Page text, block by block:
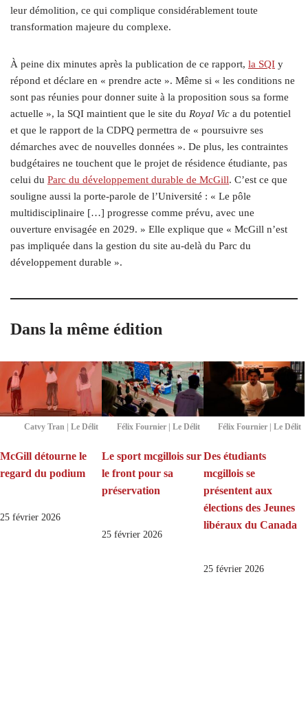
leur démolition, ce qui complique considérablement toute
transformation majeure du complexe.
À peine dix minutes après la publication de ce rapport, la SQI y
répond et déclare en « prendre acte ». Même si « les conditions ne
sont pas réunies pour donner suite à la proposition sous sa forme
actuelle », la SQI maintient que le site du Royal Vic a du potentiel
et que le rapport de la CDPQ permettra de « poursuivre ses
démarches avec de nouvelles données ». De plus, les contraintes
budgétaires ne touchent que le projet de résidence étudiante, pas
celui du Parc du développement durable de McGill. C’est ce que
souligne aussi la porte-parole de l’Université : « Le pôle
multidisciplinaire […] progresse comme prévu, avec une
ouverture envisagée en 2029. » Elle explique que « McGill n’est
pas impliquée dans la gestion du site au-delà du Parc du
développement durable ».
Dans la même édition
Catvy Tran | Le Délit
McGill détourne le
regard du podium
25 février 2026
Félix Fournier | Le Délit
Le sport mcgillois sur
le front pour sa
préservation
25 février 2026
Félix Fournier | Le Délit
Des étudiants
mcgillois se
présentent aux
élections des Jeunes
libéraux du Canada
25 février 2026